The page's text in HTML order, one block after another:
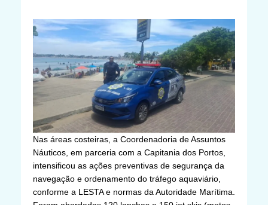
Nas áreas costeiras, a Coordenadoria de Assuntos
Náuticos, em parceria com a Capitania dos Portos,
intensificou as ações preventivas de segurança da
navegação e ordenamento do tráfego aquaviário,
conforme a LESTA e normas da Autoridade Marítima.